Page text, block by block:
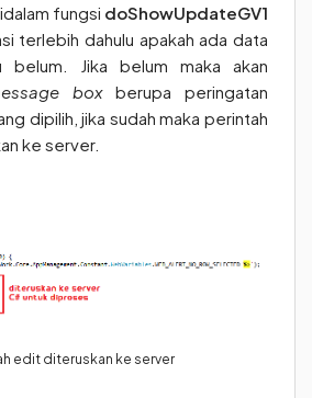
fungsi doShowUpdateGV1
terlebih dahulu apakah ada data
belum. Jika belum maka akan
boxberupa peringatan
dipilih, jika sudah maka perintah
ke server.
edit diteruskan ke server